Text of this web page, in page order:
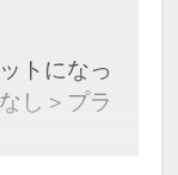
トになっ
し＞プラ